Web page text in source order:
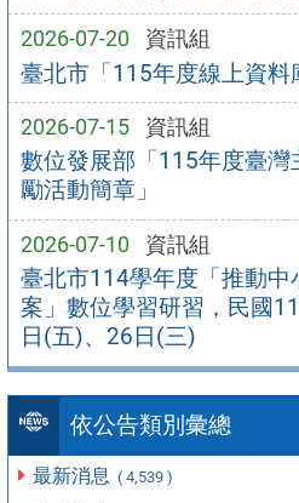
2026-07-20 資訊組
臺北市「115年度線上資料
2026-07-15 資訊組
數位發展部「115年度臺灣
勵活動簡章」
2026-07-10 資訊組
臺北市114學年度「推動
案」數位學習研習，民國
日(五)、26日(三)
依公告類別彙總
最新消息 ( 4,539 )